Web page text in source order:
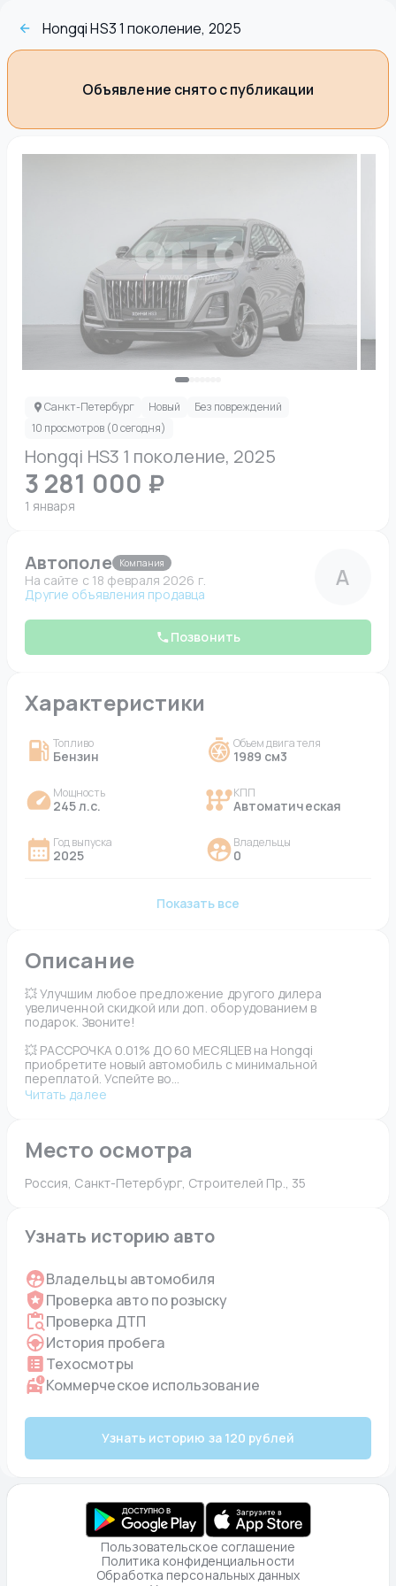
Hongqi HS3 1 поколение, 2025
Объявление снято с публикации
Hongqi HS3 1 поколение, 2025
3 281 000 ₽
1 января
Санкт-Петербург Новый
Без повреждений
10 просмотров (0 сегодня)
Автополе Компания
На сайте c 18 февраля 2026 г.
Другие объявления продавца
А
Позвонить
Характеристики
Топливо
Бензин
Объем двигателя
1989 см3
Мощность
245 л.с.
КПП
Автоматическая
Год выпуска
2025
Владельцы
0
Показать все
Описание
💥 Улучшим любое предложение другого дилера
увеличенной скидкой или доп. оборудованием в
подарок. Звоните!
💥 РАССРОЧКА 0.01% ДО 60 МЕСЯЦЕВ на Hongqi
приобретите новый автомобиль с минимальной
переплатой. Успейте во...
Читать далее
Место осмотра
Россия, Санкт-Петербург, Строителей Пр., 35
Узнать историю авто
Владельцы автомобиля
Проверка авто по розыску
Проверка ДТП
История пробега
Техосмотры
Коммерческое использование
Узнать историю за 120 рублей
Пользовательское соглашение
Политика конфиденциальности
Обработка персональных данных